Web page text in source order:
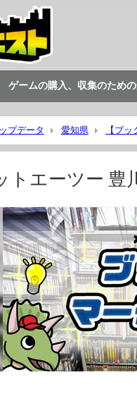
ゲームの購入、収集のため
プデータ 愛知県 【ブ
トエーツー 豊